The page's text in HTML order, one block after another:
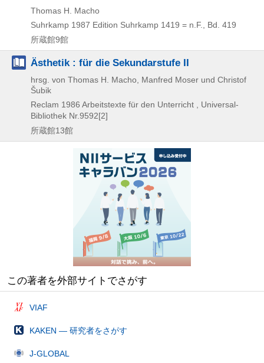
Thomas H. Macho
Suhrkamp 1987 Edition Suhrkamp 1419 = n.F.,
Bd. 419
所蔵館9館
Ästhetik : für die Sekundarstufe II
hrsg. von Thomas H. Macho, Manfred Moser und Christof
Šubik
Reclam 1986 Arbeitstexte für den Unterricht , Universal-
Bibliothek Nr.9592[2]
所蔵館13館
この著者を外部サイトでさがす
VIAF
KAKEN — 研究者をさがす
J-GLOBAL